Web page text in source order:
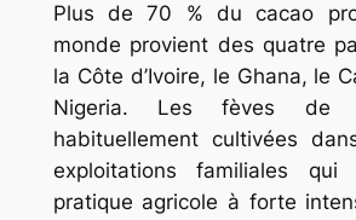
Plus de 70 % du cacao
monde provient des quatre
la Côte d’Ivoire, le Ghana, le
Nigeria. Les fèves de
habituellement cultivées
exploitations familiales qui
pratique agricole à forte